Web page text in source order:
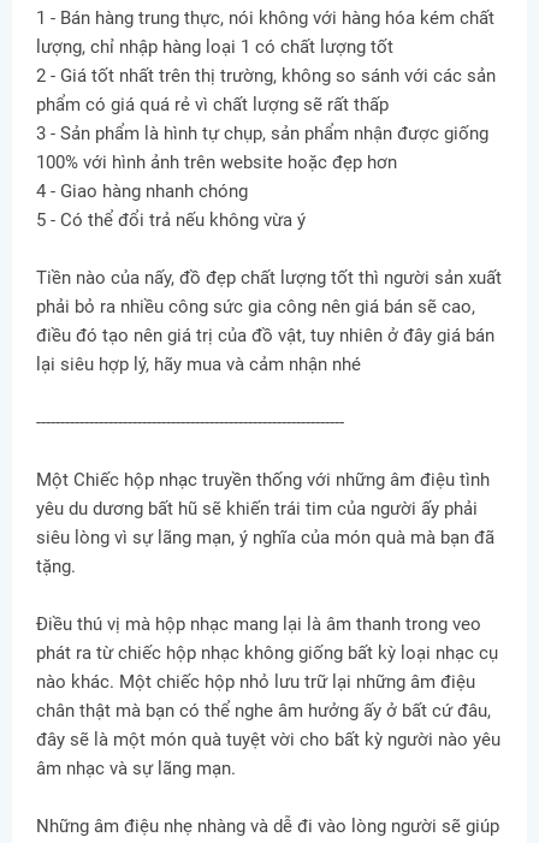
1 - Bán hàng trung thực, nói không với hàng hóa kém chất
lượng, chỉ nhập hàng loại 1 có chất lượng tốt
2 - Giá tốt nhất trên thị trường, không so sánh với các sản
phẩm có giá quá rẻ vì chất lượng sẽ rất thấp
3 - Sản phẩm là hình tự chụp, sản phẩm nhận được giống
100% với hình ảnh trên website hoặc đẹp hơn
4 - Giao hàng nhanh chóng
5 - Có thể đổi trả nếu không vừa ý
Tiền nào của nấy, đồ đẹp chất lượng tốt thì người sản xuất
phải bỏ ra nhiều công sức gia công nên giá bán sẽ cao,
điều đó tạo nên giá trị của đồ vật, tuy nhiên ở đây giá bán
lại siêu hợp lý, hãy mua và cảm nhận nhé
----------------------------------------------------------------
Một Chiếc hộp nhạc truyền thống với những âm điệu tình
yêu du dương bất hũ sẽ khiến trái tim của người ấy phải
siêu lòng vì sự lãng mạn, ý nghĩa của món quà mà bạn đã
tặng.
Điều thú vị mà hộp nhạc mang lại là âm thanh trong veo
phát ra từ chiếc hộp nhạc không giống bất kỳ loại nhạc cụ
nào khác. Một chiếc hộp nhỏ lưu trữ lại những âm điệu
chân thật mà bạn có thể nghe âm hưởng ấy ở bất cứ đâu,
đây sẽ là một món quà tuyệt vời cho bất kỳ người nào yêu
âm nhạc và sự lãng mạn.
Những âm điệu nhẹ nhàng và dễ đi vào lòng người sẽ giúp